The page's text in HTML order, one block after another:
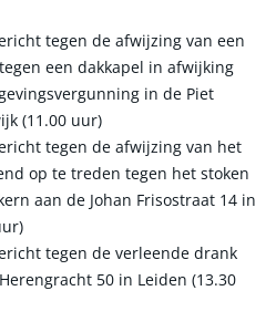
tegen de afwijzing van een
een dakkapel in afwijking
in de Piet
(11.00 uur)
tegen de afwijzing van het
op te treden tegen het stoken
aan de Johan Frisostraat 14 in
tegen de verleende drank
50 in Leiden (13.30